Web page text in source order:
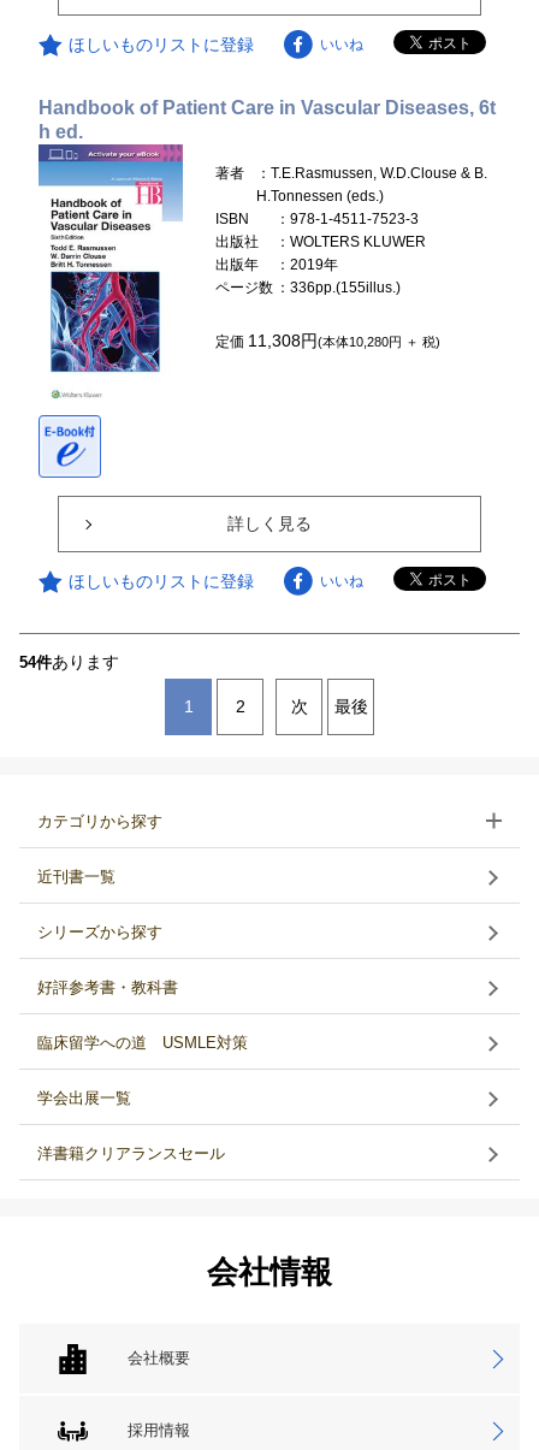
ほしいものリストに登録 いいね
Handbook of Patient Care in Vascular Diseases, 6t
h ed.
著者
：T.E.Rasmussen, W.D.Clouse & B.
H.Tonnessen (eds.)
ISBN
：978-1-4511-7523-3
出版社
：WOLTERS KLUWER
出版年
：2019年
ページ数 ：336pp.(155illus.)
定価 11,308円(本体10,280円 ＋ 税)
詳しく見る
ほしいものリストに登録 いいね
54件あります
1 2 次 最後
カテゴリから探す
近刊書一覧
シリーズから探す
好評参考書・教科書
臨床留学への道 USMLE対策
学会出展一覧
洋書籍クリアランスセール
会社情報
会社概要
採用情報